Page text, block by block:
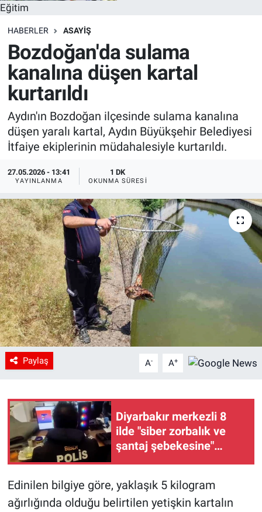
Eğitim
HABERLER ASAYİŞ
Bozdoğan'da sulama
kanalına düşen kartal
kurtarıldı
Aydın'ın Bozdoğan ilçesinde sulama kanalına
düşen yaralı kartal, Aydın Büyükşehir Belediyesi
İtfaiye ekiplerinin müdahalesiyle kurtarıldı.
27.05.2026 - 13:41
YAYINLANMA
1 DK
OKUNMA SÜRESI
Paylaş A- A+
Diyarbakır merkezli 8
ilde "siber zorbalık ve
şantaj şebekesine"
Edinilen bilgiye göre, yaklaşık 5 kilogram
ağırlığında olduğu belirtilen yetişkin kartalın